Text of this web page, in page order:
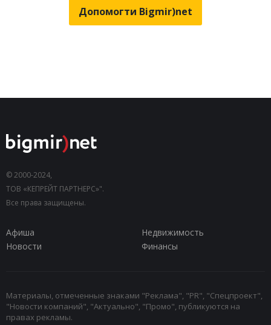
Допомогти Bigmir)net
© 2000-2024,
ТОВ «КЕПРЕЙТ ПАРТНЕРС»".
Все права защищены.
Афиша
Недвижимость
Новости
Финансы
Материалы, отмеченные знаками "Реклама", "PR", "Спецпроект",
"Новости компаний", "Актуально", "Промо", публикуются на
правах рекламы.